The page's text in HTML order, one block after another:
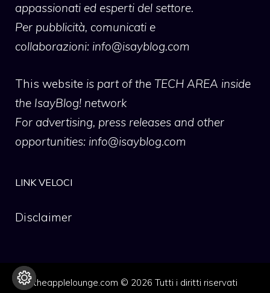
appassionati ed esperti del settore.
Per pubblicità, comunicati e
collaborazioni: info@isayblog.com
This website is part of the TECH AREA inside
the IsayBlog! network
For advertising, press releases and other
opportunities: info@isayblog.com
LINK VELOCI
Disclaimer
theapplelounge.com © 2026 Tutti i diritti riservati